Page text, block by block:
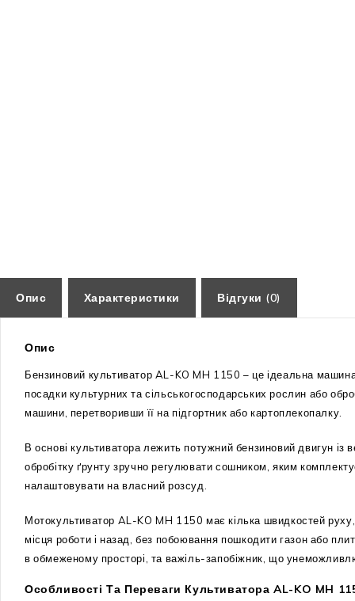
Опис Характеристики Відгуки (0)
Опис
Бензиновий культиватор AL-KO MH 1150 – це ідеальна
посадки культурних та сільськогосподарських рослин або
машини, перетворивши її на підгортник або картоплекопалку.
В основі культиватора лежить потужний бензиновий двигун
обробітку ґрунту зручно регулювати сошником, яким
налаштовувати на власний розсуд.
Мотокультиватор AL-KO MH 1150 має кілька швидкостей
місця роботи і назад, без побоювання пошкодити газон або
в обмеженому просторі, та важіль-запобіжник, що
Особливості Та Переваги Культиватора AL-KO MH